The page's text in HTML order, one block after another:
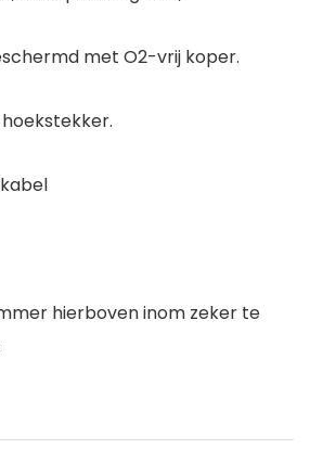
met O2-vrij koper.
hierboven inom zeker te